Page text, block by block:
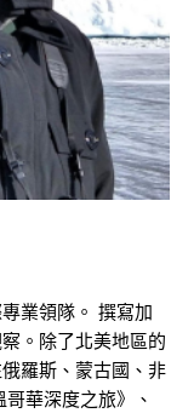
業領隊。 撰寫加
。除了北美地區的
羅斯、蒙古國、非
華深度之旅》、